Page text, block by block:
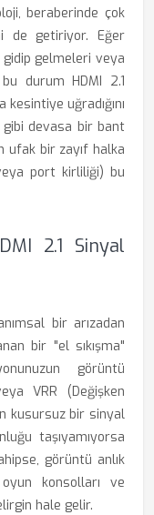
beraberinde çok
de getiriyor. Eğer
gidip gelmeleri veya
durum HDMI 2.1
uğradığını
gibi devasa bir bant
ufak bir zayıf halka
port kirliliği) bu
2.1 Sinyal
bir arızadan
bir "el sıkışma"
görüntü
VRR (Değişken
kusursuz bir sinyal
taşıyamıyorsa
görüntü anlık
konsolları ve
hale gelir.